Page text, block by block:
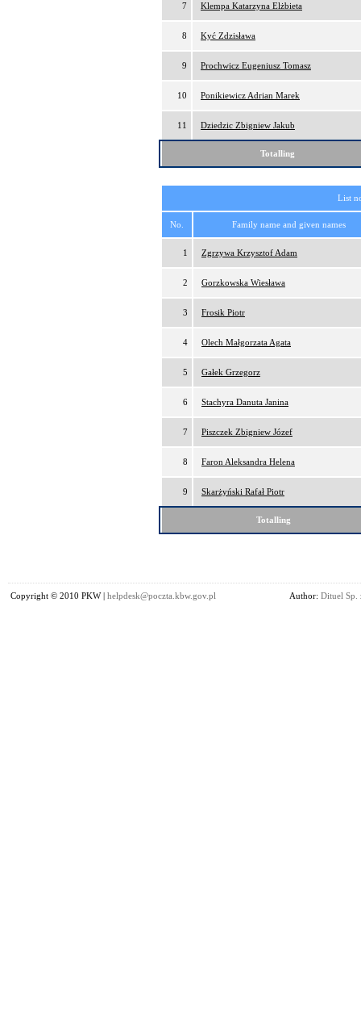
7 Klempa Katarzyna Elżbieta
8 Kyć Zdzisława
9 Prochwicz Eugeniusz Tomasz
10 Ponikiewicz Adrian Marek
11 Dziedzic Zbigniew Jakub
Totalling
List
No. Family name and given names
1 Zgrzywa Krzysztof Adam
2 Gorzkowska Wiesława
3 Frosik Piotr
4 Olech Małgorzata Agata
5 Gałek Grzegorz
6 Stachyra Danuta Janina
7 Piszczek Zbigniew Józef
8 Faron Aleksandra Helena
9 Skarżyński Rafał Piotr
Totalling
Copyright © 2010 PKW | helpdesk@poczta.kbw.gov.pl Author: Dituel Sp.